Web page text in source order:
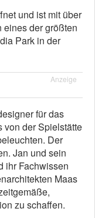
und ist mit über
der größten
Park in der
Anzeige
für das
von der Spielstätte
Der
Jan und sein
ihr Fachwissen
Maas
zu schaffen.